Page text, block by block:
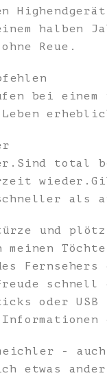
Reue.
bei
total
als
und
oder
-
etwas